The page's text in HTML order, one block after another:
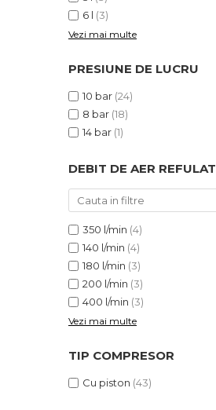
Bara Tractare Auto
& Suruburi
Extractor Rulmenti
Pompa transfer lichide
Pompa Aer
Cric Manual
Ulei Hidraulic
Carucior Scule
6 l (3)
Vezi mai multe
PRESIUNE DE LUCRU
10 bar (24)
8 bar (18)
14 bar (1)
DEBIT DE AER REFULAT
350 l/min (4)
140 l/min (4)
180 l/min (3)
200 l/min (3)
400 l/min (3)
Vezi mai multe
TIP COMPRESOR
Cu piston (43)